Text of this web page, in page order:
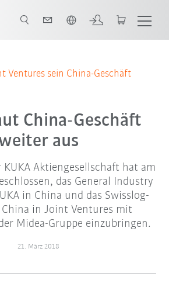
Ventures sein China-Geschäft
China-Geschäft
aus
KUKA Aktiengesellschaft hat am
das General Industry
in China und das Swisslog-
China in Joint Ventures mit
Midea-Gruppe einzubringen.
21. März 2018